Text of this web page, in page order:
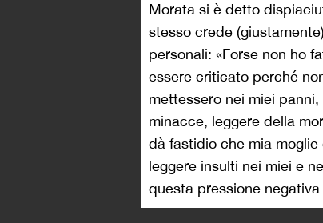
Morata si è detto
stesso crede
personali: «Forse non ho
essere criticato perché
mettessero nei miei
minacce, leggere della
dà fastidio che mia
leggere insulti nei miei e
questa pressione